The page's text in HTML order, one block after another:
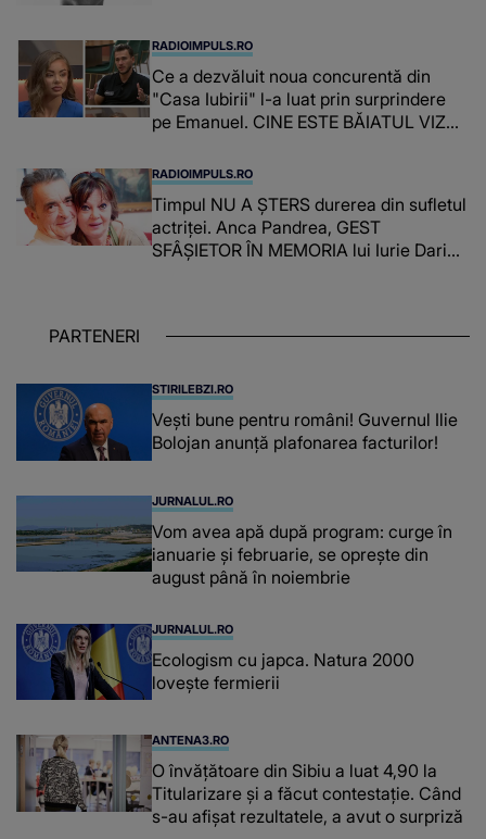
RADIOIMPULS.RO
Ce a dezvăluit noua concurentă din
"Casa Iubirii" l-a luat prin surprindere
pe Emanuel. CINE ESTE BĂIATUL VIZAT
faptului împlinit, A RECUNOSCUT
IMEDIAT: "Am avut..."
RADIOIMPULS.RO
Timpul NU A ȘTERS durerea din sufletul
actriței. Anca Pandrea, GEST
SFÂȘIETOR ÎN MEMORIA lui Iurie Darie:
PARTENERI
STIRILEBZI.RO
Vești bune pentru români! Guvernul Ilie
Bolojan anunță plafonarea facturilor!
JURNALUL.RO
Vom avea apă după program: curge în
ianuarie și februarie, se oprește din
august până în noiembrie
JURNALUL.RO
Ecologism cu japca. Natura 2000
lovește fermierii
ANTENA3.RO
O învățătoare din Sibiu a luat 4,90 la
Titularizare și a făcut contestație. Când
s-au afișat rezultatele, a avut o surpriză